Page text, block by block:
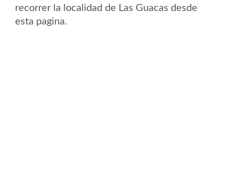
recorrer la localidad de Las Guacas desde
esta pagina.